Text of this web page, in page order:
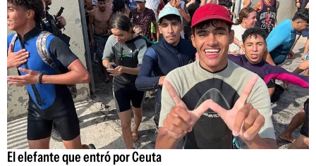
El elefante que entró por Ceuta